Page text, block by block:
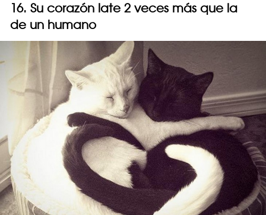
16. Su corazón late 2 veces más que la
de un humano